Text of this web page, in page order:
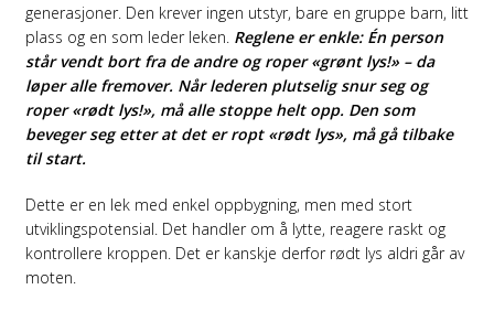
generasjoner. Den krever ingen utstyr, bare en gruppe barn, litt
plass og en som leder leken. Reglene er enkle: Én person
står vendt bort fra de andre og roper «grønt lys!» – da
løper alle fremover. Når lederen plutselig snur seg og
roper «rødt lys!», må alle stoppe helt opp. Den som
beveger seg etter at det er ropt «rødt lys», må gå tilbake
til start.
Dette er en lek med enkel oppbygning, men med stort
utviklingspotensial. Det handler om å lytte, reagere raskt og
kontrollere kroppen. Det er kanskje derfor rødt lys aldri går av
moten.